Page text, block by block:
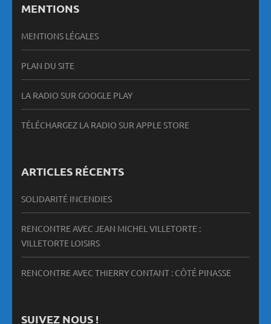
MENTIONS
MENTIONS LÉGALES
PLAN DU SITE
LA RADIO SUR GOOGLE PLAY
TÉLÉCHARGEZ LA RADIO SUR APPLE STORE
ARTICLES RÉCENTS
SOLIDARITÉ INCENDIES
RENCONTRE AVEC JEAN MICHEL VILLETORTE :
VILLETORTE LOISIRS
RENCONTRE AVEC THIERRY CONTANT : CÔTÉ PINASSE
SUIVEZ NOUS !